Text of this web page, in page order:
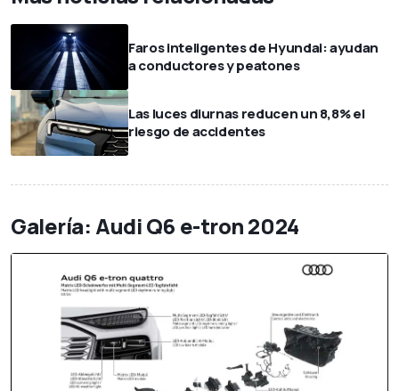
Faros inteligentes de Hyundai: ayudan
a conductores y peatones
Las luces diurnas reducen un 8,8% el
riesgo de accidentes
Galería: Audi Q6 e-tron 2024